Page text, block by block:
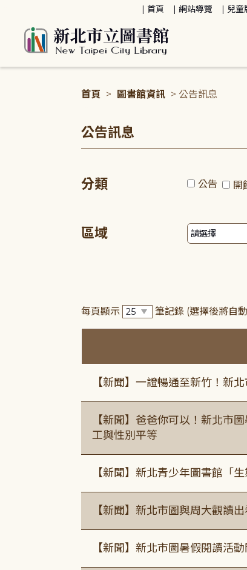
首頁 網站導覽 兒童
首頁 > 圖書館資訊 > 公告訊息
公告訊息
分類 公告 開
區域
每頁顯示 筆記錄 (選擇後將自
【新聞】一證暢通至新竹！新
【新聞】爸爸你可以！新北市
工與性別平等
【新聞】新北青少年圖書館「
【新聞】新北市圖與周大觀讀
【新聞】新北市圖暑假閱讀活